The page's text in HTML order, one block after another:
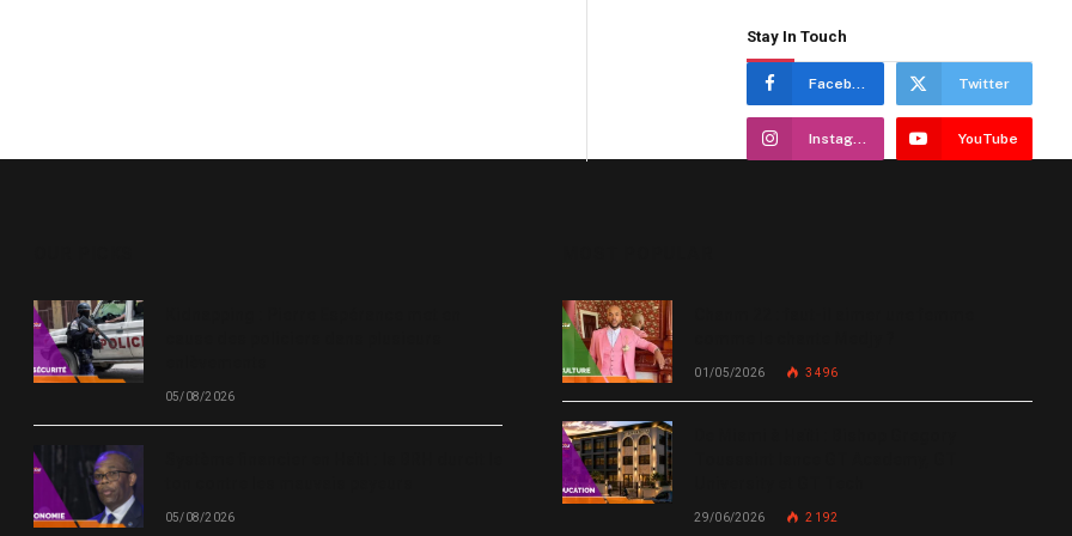
Stay In Touch
Twitter
YouTube
05/08/2026
05/08/2026
01/05/2026 3 496
29/06/2026 2 192